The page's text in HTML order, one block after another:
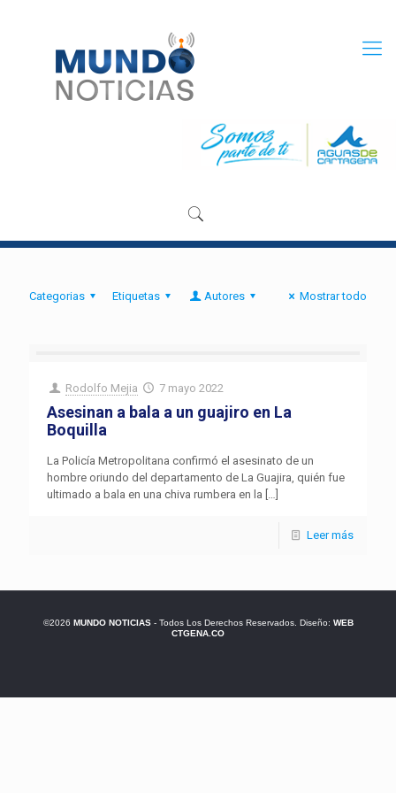
Categorias Etiquetas Autores Mostrar todo
Rodolfo Mejia 7 mayo 2022
Asesinan a bala a un guajiro en La
Boquilla
La Policía Metropolitana confirmó el asesinato de un
hombre oriundo del departamento de La Guajira, quién fue
ultimado a bala en una chiva rumbera en la […]
Leer más
©2026 MUNDO NOTICIAS- Todos Los Derechos Reservados. Diseño: WEB
CTGENA.CO